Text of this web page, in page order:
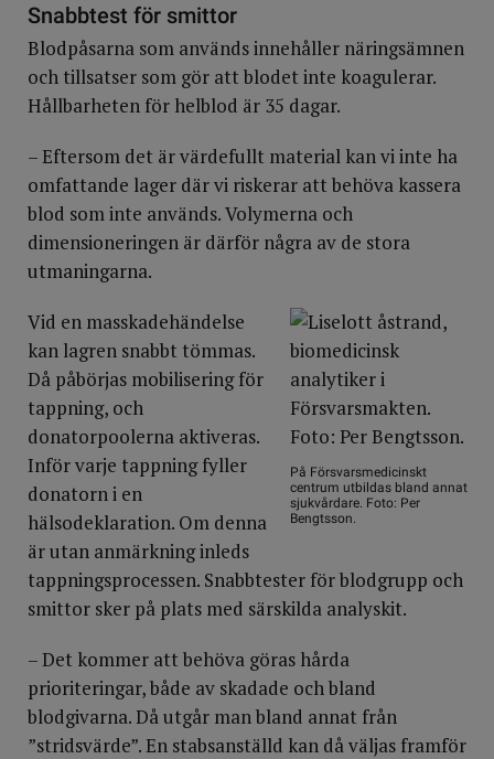
Snabbtest för smittor
Blodpåsarna som används innehåller näringsämnen
och tillsatser som gör att blodet inte koagulerar.
Hållbarheten för helblod är 35 dagar.
– Eftersom det är värdefullt material kan vi inte ha
omfattande lager där vi riskerar att behöva kassera
blod som inte används. Volymerna och
dimensioneringen är därför några av de stora
utmaningarna.
På Försvarsmedicinskt
centrum utbildas bland annat
sjukvårdare. Foto: Per
Bengtsson.
Vid en masskadehändelse
kan lagren snabbt tömmas.
Då påbörjas mobilisering för
tappning, och
donatorpoolerna aktiveras.
Inför varje tappning fyller
donatorn i en
hälsodeklaration. Om denna
är utan anmärkning inleds
tappningsprocessen. Snabbtester för blodgrupp och
smittor sker på plats med särskilda analyskit.
– Det kommer att behöva göras hårda
prioriteringar, både av skadade och bland
blodgivarna. Då utgår man bland annat från
”stridsvärde”. En stabsanställd kan då väljas framför